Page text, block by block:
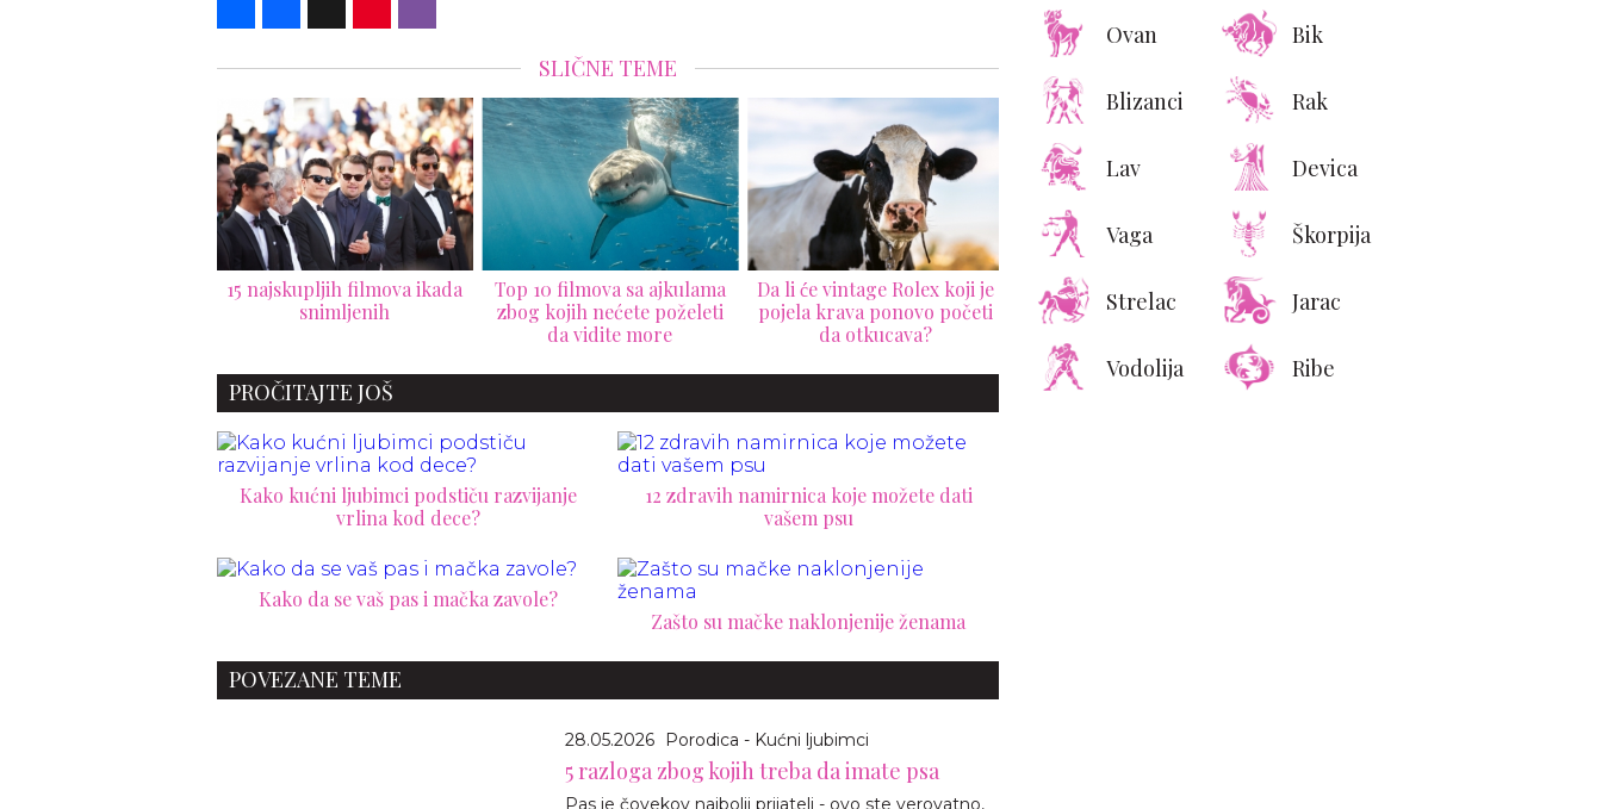
SLIČNE TEME
Top 10 filmova sa ajkulama
zbog kojih nećete poželeti
Da li će vintage Rolex koji je
pojela krava ponovo početi
da otkucava?
10 laži koje muškarci
govore ženama
7 stvari koje nikada ne biste
trebalo da guglate
PROČITAJTE JOŠ
Kako kućni ljubimci podstiču razvijanje
vrlina kod dece?
12 zdravih namirnica koje možete dati
vašem psu
Kako da se vaš pas i mačka zavole?
Zašto su mačke naklonjenije ženama
POVEZANE TEME
28.05.2026 Porodica - Kućni ljubimci
5 razloga zbog kojih treba da imate psa
Pas je čovekov najbolji prijatelj - ovo ste verovatno,
Ovan Bik
Blizanci Rak
Lav Devica
Vaga Škorpija
Strelac Jarac
Vodolija Ribe